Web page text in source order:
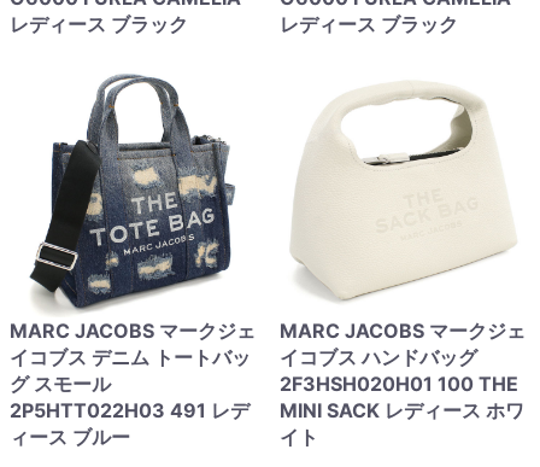
レディース ブラック
レディース ブラック
MARC JACOBS マークジェ
イコブス デニム トートバッ
グ スモール
2P5HTT022H03 491 レデ
ィース ブルー
MARC JACOBS マークジェ
イコブス ハンドバッグ
2F3HSH020H01 100 THE
MINI SACK レディース ホワ
イト